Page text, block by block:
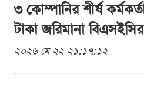
৩ কোম্পানির শীর্ষ
টাকা জরিমানা বিএসইসির
২০২৬ মে ২২ ২১:১৭:১২